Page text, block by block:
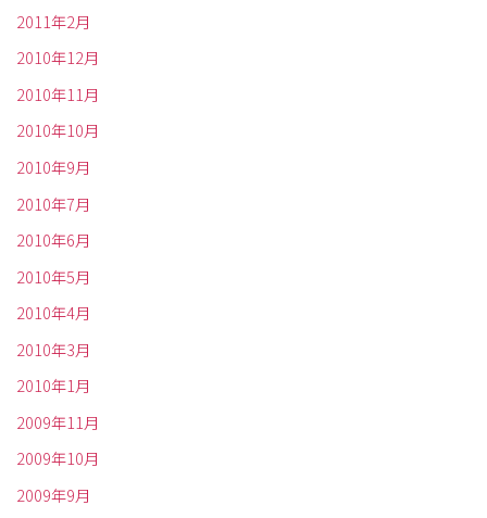
2011年2月
2010年12月
2010年11月
2010年10月
2010年9月
2010年7月
2010年6月
2010年5月
2010年4月
2010年3月
2010年1月
2009年11月
2009年10月
2009年9月